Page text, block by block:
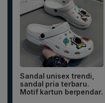
Sandal unisex trendi,
sandal pria terbaru.
Motif kartun berpendar.